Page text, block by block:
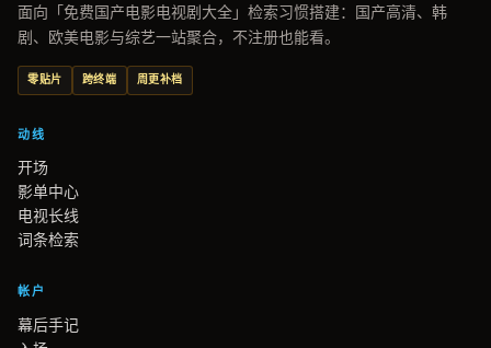
面向「免费国产电影电视剧大全」检索习惯搭建：国产高清、韩
剧、欧美电影与综艺一站聚合，不注册也能看。
零贴片 跨终端 周更补档
动线
开场
影单中心
电视长线
词条检索
帐户
幕后手记